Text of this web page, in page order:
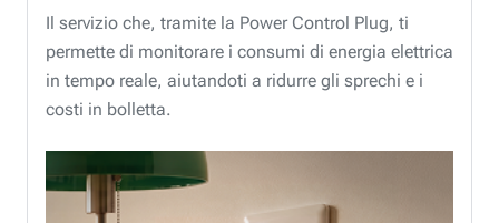
Il servizio che, tramite la Power Control Plug, ti
permette di monitorare i consumi di energia elettrica
in tempo reale, aiutandoti a ridurre gli sprechi e i
costi in bolletta.